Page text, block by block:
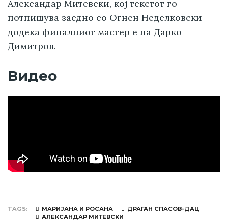
Александар Митевски, кој текстот го
потпишува заедно со Огнен Неделковски
додека финалниот мастер е на Дарко
Димитров.
Видео
TAGS МАРИЈАНА И РОСАНА
ДРАГАН СПАСОВ-ДАЦ
АЛЕКСАНДАР МИТЕВСКИ